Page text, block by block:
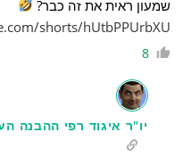
שמעון ראית את זה כבר?
shorts/hUtbPPUrbXU
8
יו"ר איגוד רפי ההבנה